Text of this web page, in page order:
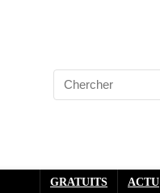
GRATUITS ACTU